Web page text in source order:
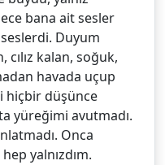
bana ait sesler
Duyum
cılız kalan, soğuk,
havada uçup
hiçbir düşünce
yüreğimi avutmadı.
Onca
yalnızdım.